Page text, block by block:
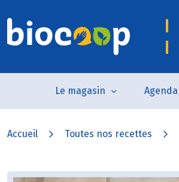
Le magasin Agenda
Accueil Toutes nos recettes